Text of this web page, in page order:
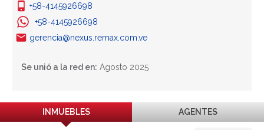
+58-4145926698
+58-4145926698
gerencia@nexus.remax.com.ve
Se unió a la red en: Agosto 2025
INMUEBLES AGENTES